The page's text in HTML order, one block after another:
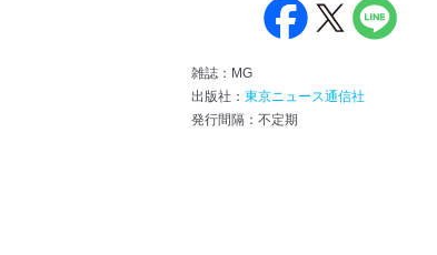
雑誌：MG
出版社： 東京ニュース通信社
発行間隔：不定期